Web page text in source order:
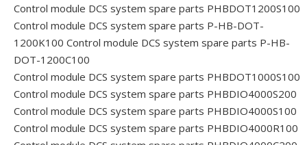
Control module DCS system spare parts PHBDOT1200S100
Control module DCS system spare parts P-HB-DOT-
1200K100 Control module DCS system spare parts P-HB-
DOT-1200C100
Control module DCS system spare parts PHBDOT1000S100
Control module DCS system spare parts PHBDIO4000S200
Control module DCS system spare parts PHBDIO4000S100
Control module DCS system spare parts PHBDIO4000R100